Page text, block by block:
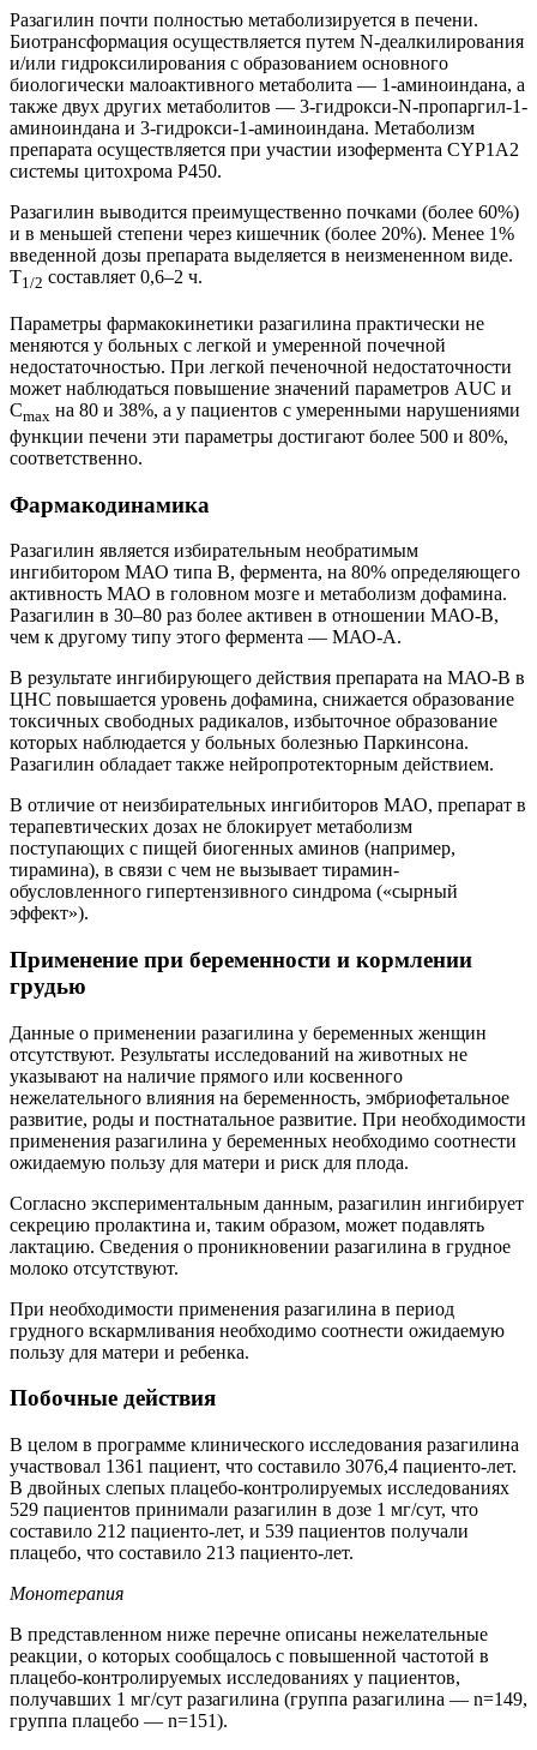
Разагилин почти полностью метаболизируется в печени.
Биотрансформация осуществляется путем N-деалкилирования
и/или гидроксилирования с образованием основного
биологически малоактивного метаболита — 1-аминоиндана, а
также двух других метаболитов — 3-гидрокси-N-пропаргил-1-
аминоиндана и 3-гидрокси-1-аминоиндана. Метаболизм
препарата осуществляется при участии изофермента CYP1A2
системы цитохрома Р450.
Разагилин выводится преимущественно почками (более 60%)
и в меньшей степени через кишечник (более 20%). Менее 1%
введенной дозы препарата выделяется в неизмененном виде.
T1/2 составляет 0,6–2 ч.
Параметры фармакокинетики разагилина практически не
меняются у больных с легкой и умеренной почечной
недостаточностью. При легкой печеночной недостаточности
может наблюдаться повышение значений параметров AUC и
Cmax на 80 и 38%, а у пациентов с умеренными нарушениями
функции печени эти параметры достигают более 500 и 80%,
соответственно.
Фармакодинамика
Разагилин является избирательным необратимым
ингибитором МАО типа В, фермента, на 80% определяющего
активность МАО в головном мозге и метаболизм дофамина.
Разагилин в 30–80 раз более активен в отношении МАО-В,
чем к другому типу этого фермента — МАО-А.
В результате ингибирующего действия препарата на МАО-В в
ЦНС повышается уровень дофамина, снижается образование
токсичных свободных радикалов, избыточное образование
которых наблюдается у больных болезнью Паркинсона.
Разагилин обладает также нейропротекторным действием.
В отличие от неизбирательных ингибиторов МАО, препарат в
терапевтических дозах не блокирует метаболизм
поступающих с пищей биогенных аминов (например,
тирамина), в связи с чем не вызывает тирамин-
обусловленного гипертензивного синдрома («сырный
эффект»).
Применение при беременности и кормлении
грудью
Данные о применении разагилина у беременных женщин
отсутствуют. Результаты исследований на животных не
указывают на наличие прямого или косвенного
нежелательного влияния на беременность, эмбриофетальное
развитие, роды и постнатальное развитие. При необходимости
применения разагилина у беременных необходимо соотнести
ожидаемую пользу для матери и риск для плода.
Согласно экспериментальным данным, разагилин ингибирует
секрецию пролактина и, таким образом, может подавлять
лактацию. Сведения о проникновении разагилина в грудное
молоко отсутствуют.
При необходимости применения разагилина в период
грудного вскармливания необходимо соотнести ожидаемую
пользу для матери и ребенка.
Побочные действия
В целом в программе клинического исследования разагилина
участвовал 1361 пациент, что составило 3076,4 пациенто-лет.
В двойных слепых плацебо-контролируемых исследованиях
529 пациентов принимали разагилин в дозе 1 мг/сут, что
составило 212 пациенто-лет, и 539 пациентов получали
плацебо, что составило 213 пациенто-лет.
Монотерапия
В представленном ниже перечне описаны нежелательные
реакции, о которых сообщалось с повышенной частотой в
плацебо-контролируемых исследованиях у пациентов,
получавших 1 мг/сут разагилина (группа разагилина — n=149,
группа плацебо — n=151).